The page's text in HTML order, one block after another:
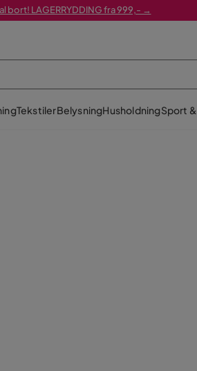
bort! LAGERRYDDING fra 999,- →
TekstilerBelysningHusholdningSport